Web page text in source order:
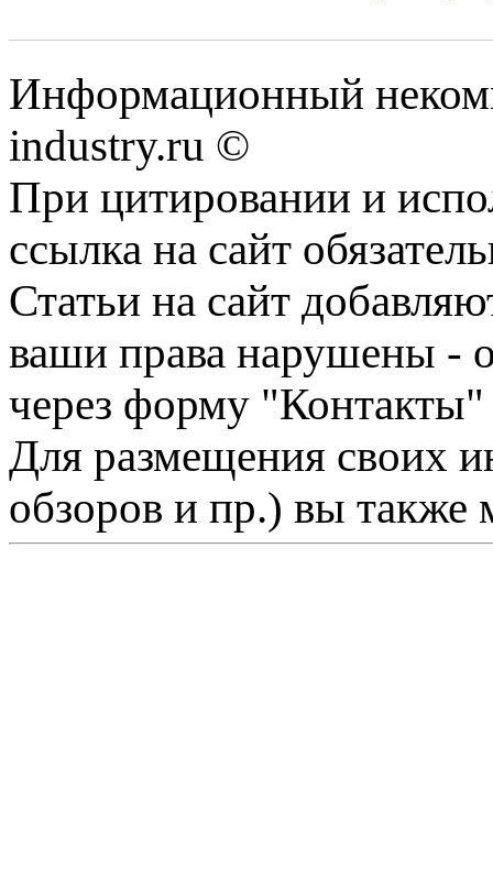
Информационный
industry.ru ©
При цитировании и
ссылка на сайт
Статьи на сайт
ваши права нарушены -
через форму "Контакты"
Для размещения своих
обзоров и пр.) вы также